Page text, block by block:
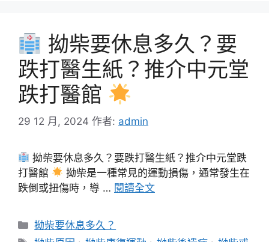
拗柴要休息多久？要
跌打醫生紙？推介中元堂
跌打醫館
29 12 月, 2024 作者: admin
拗柴要休息多久？要跌打醫生紙？推介中元堂跌
打醫館
拗柴是一種常見的運動損傷，通常發生在
跌倒或扭傷時，導 … 閱讀全文
分
類
拗柴要休息多久？